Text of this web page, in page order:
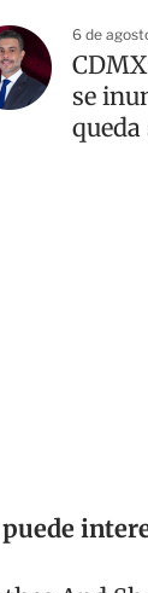
6 de
se